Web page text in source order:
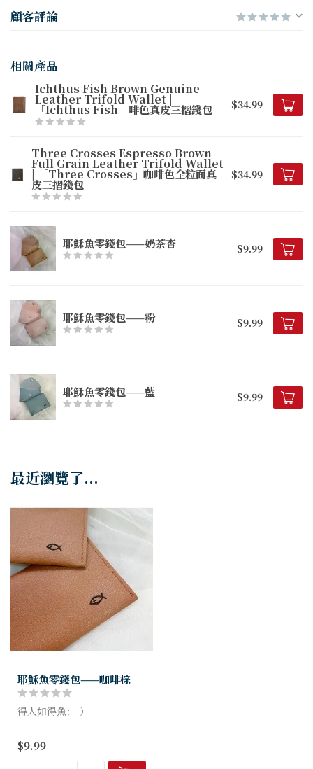
顧客評論
相關產品
Ichthus Fish Brown Genuine
Leather Trifold Wallet |
「Ichthus Fish」啡色真皮三摺錢包 $34.99
Three Crosses Espresso Brown
Full Grain Leather Trifold Wallet
| 「Three Crosses」咖啡色全粒面真
皮三摺錢包
$34.99
耶穌魚零錢包——奶茶杏 $9.99
耶穌魚零錢包——粉 $9.99
耶穌魚零錢包——藍 $9.99
最近瀏覽了...
耶穌魚零錢包——咖啡棕
得人如得魚：-）
$9.99